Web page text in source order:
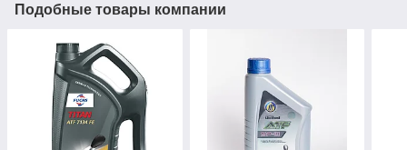
Подобные товары компании